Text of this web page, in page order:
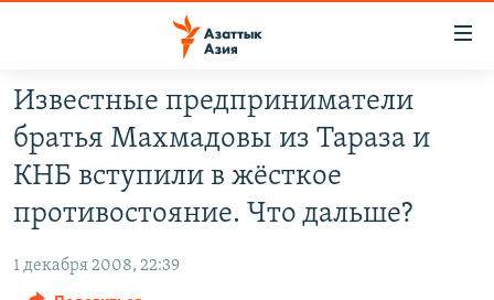
Вернуться
основному
содержанию
главной
навигации
ЦЕНТРАЛЬНАЯ АЗИЯ
КЫРГЫЗСТАН
ТАДЖИКИСТАН
НОВОСТИ
ВОЙНА В УКРАИНЕ
НА ДРУГИХ ЯЗЫКАХ
ҚАЗАҚША
ПОДПИШИТЕСЬ НА НАС В СОЦСЕТЯХ
Известные предприниматели
братья Махмадовы из Тараза и
КНБ вступили в жёсткое
противостояние. Что дальше?
1 декабря 2008, 22:39